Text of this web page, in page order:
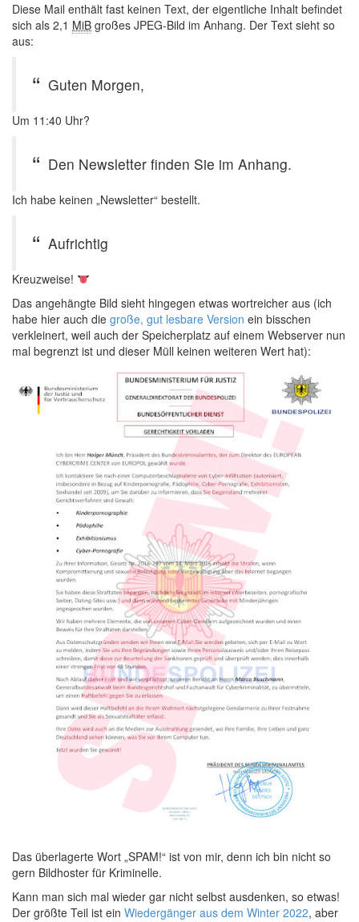
Diese Mail enthält fast keinen Text, der eigentliche Inhalt befindet
sich als 2,1 MiB großes JPEG-Bild im Anhang. Der Text sieht so
aus:
Guten Morgen,
Um 11:40 Uhr?
Den Newsletter finden Sie im Anhang.
Ich habe keinen „Newsletter“ bestellt.
Aufrichtig
Kreuzweise!
Das angehängte Bild sieht hingegen etwas wortreicher aus (ich
habe hier auch die große, gut lesbare Version ein bisschen
verkleinert, weil auch der Speicherplatz auf einem Webserver nun
mal begrenzt ist und dieser Müll keinen weiteren Wert hat):
Das überlagerte Wort „SPAM!“ ist von mir, denn ich bin nicht so
gern Bildhoster für Kriminelle.
Kann man sich mal wieder gar nicht selbst ausdenken, so etwas!
Der größte Teil ist ein Wiedergänger aus dem Winter 2022, aber